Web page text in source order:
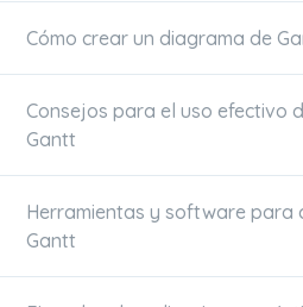
Cómo crear un diagrama de
Consejos para el uso efectivo
Gantt
Herramientas y software para
Gantt